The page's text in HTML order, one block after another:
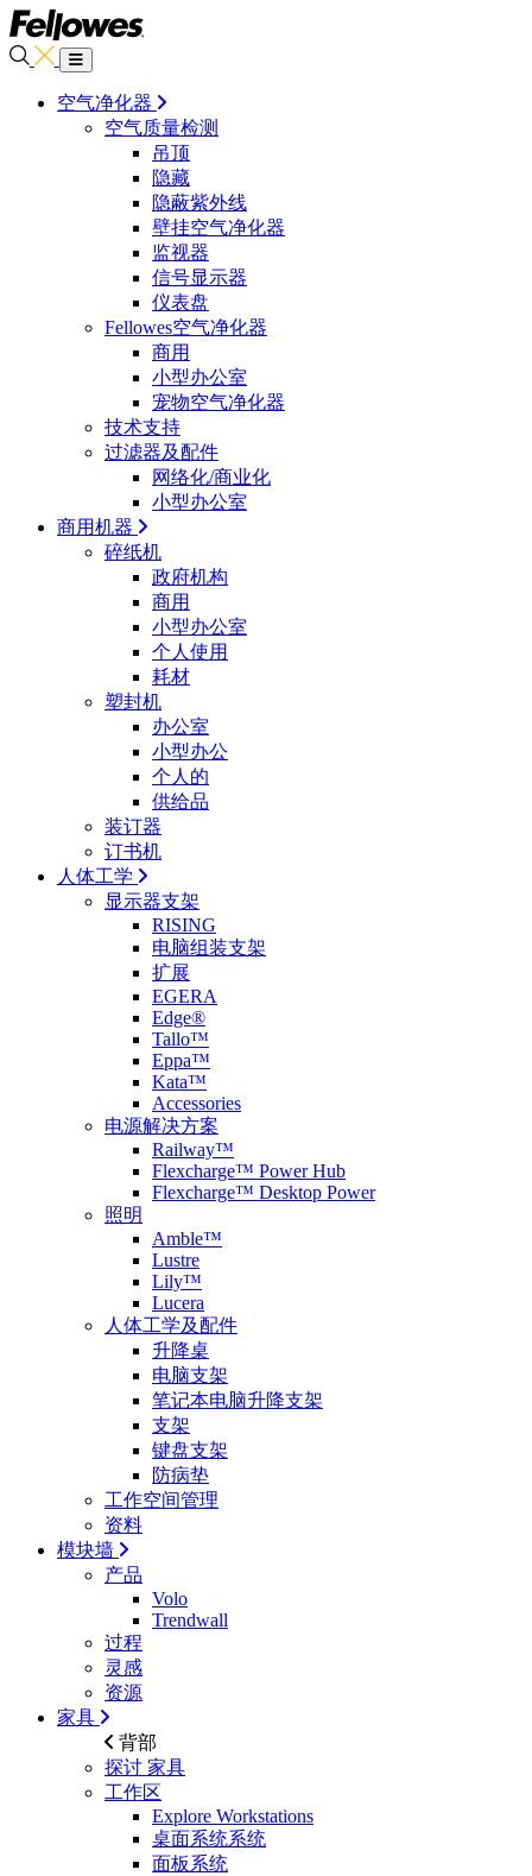
空气净化器
空气质量检测
吊顶
隐藏
隐蔽紫外线
壁挂空气净化器
监视器
信号显示器
仪表盘
Fellowes空气净化器
商用
小型办公室
宠物空气净化器
技术支持
过滤器及配件
网络化/商业化
小型办公室
商用机器
碎纸机
政府机构
商用
小型办公室
个人使用
耗材
塑封机
办公室
小型办公
个人的
供给品
装订器
订书机
人体工学
显示器支架
RISING
电脑组装支架
扩展
EGERA
Edge®
Tallo™
Eppa™
Kata™
Accessories
电源解决方案
Railway™
Flexcharge™ Power Hub
Flexcharge™ Desktop Power
照明
Amble™
Lustre
Lily™
Lucera
人体工学及配件
升降桌
电脑支架
笔记本电脑升降支架
支架
键盘支架
防病垫
工作空间管理
资料
模块墙
产品
Volo
Trendwall
过程
灵感
资源
家具
背部
探讨 家具
工作区
Explore Workstations
桌面系统系统
面板系统